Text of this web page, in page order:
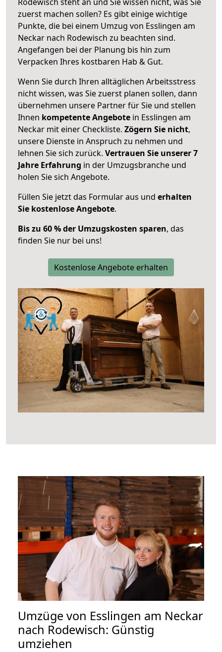
zuerst machen sollen? Es gibt einige wichtige
Punkte, die bei einem Umzug von Esslingen am
Neckar nach Rodewisch zu beachten sind.
Angefangen bei der Planung bis hin zum
Verpacken Ihres kostbaren Hab & Gut.
Wenn Sie durch Ihren alltäglichen Arbeitsstress
nicht wissen, was Sie zuerst planen sollen, dann
übernehmen unsere Partner für Sie und stellen
Ihnen kompetente Angebote in Esslingen am
Neckar mit einer Checkliste. Zögern Sie nicht,
unsere Dienste in Anspruch zu nehmen und
lehnen Sie sich zurück. Vertrauen Sie unserer 7
Jahre Erfahrung in der Umzugsbranche und
holen Sie sich Angebote.
Füllen Sie jetzt das Formular aus und erhalten
Sie kostenlose Angebote.
Bis zu 60 % der Umzugskosten sparen, das
finden Sie nur bei uns!
Kostenlose Angebote erhalten
Umzüge von Esslingen am Neckar
nach Rodewisch: Günstig
umziehen